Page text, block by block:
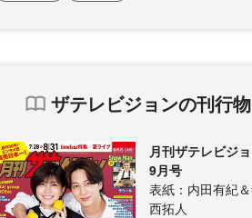
ザテレビジョンの刊行物
月刊ザテレビジ
9月号
表紙：内田有紀
西拓人